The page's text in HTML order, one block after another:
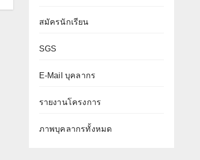
สมัครนักเรียน
SGS
E-Mail บุคลากร
รายงานโครงการ
ภาพบุคลากรทั้งหมด